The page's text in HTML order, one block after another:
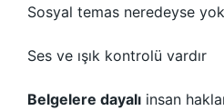
Sosyal temas neredeyse
Ses ve ışık kontrolü vardır
Belgelere dayalı insan